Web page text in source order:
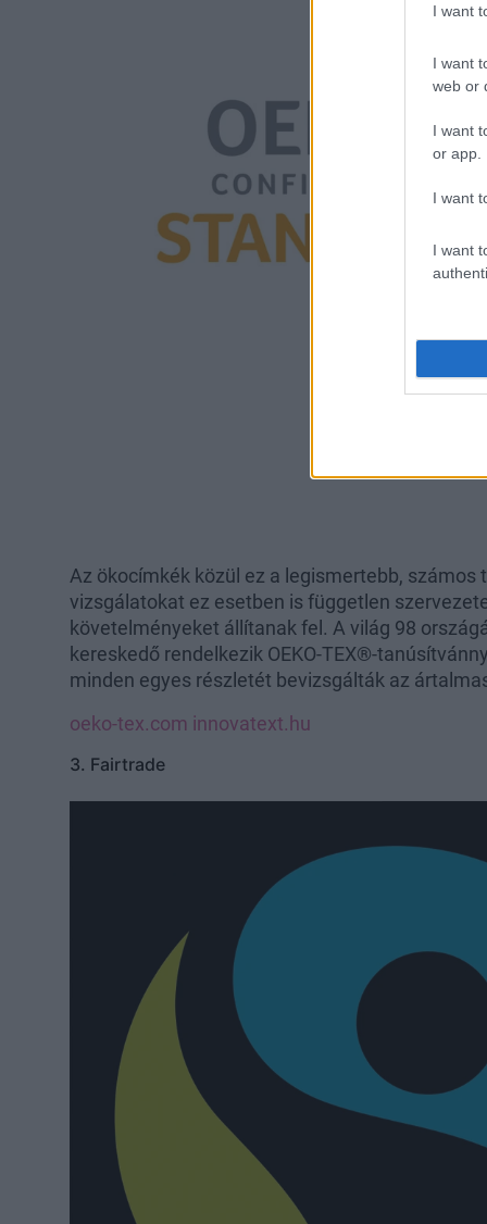
I want
I want
web or
I want
or app.
I want
I want
Az ökocímkék közül ez a legismertebb, számos
vizsgálatokat ez esetben is független
követelményeket állítanak fel. A világ 98
kereskedő rendelkezik OEKO-TEX®-
minden egyes részletét bevizsgálták az
oeko-tex.com innovatext.hu
3. Fairtrade